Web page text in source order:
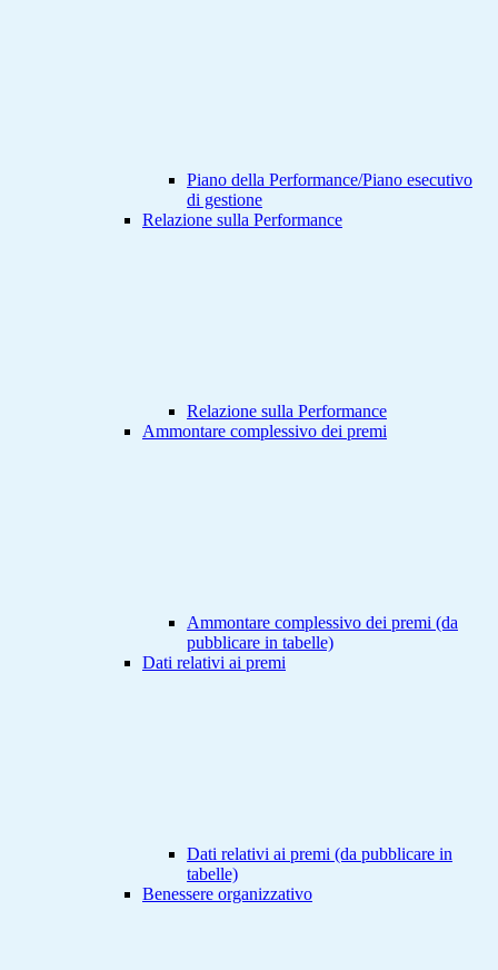
Piano della Performance/Piano esecutivo
di gestione
Relazione sulla Performance
Relazione sulla Performance
Ammontare complessivo dei premi
Ammontare complessivo dei premi (da
pubblicare in tabelle)
Dati relativi ai premi
Dati relativi ai premi (da pubblicare in
tabelle)
Benessere organizzativo